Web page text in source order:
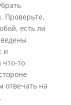
Проверьте,
есть ли
и
что-то
отвечать на